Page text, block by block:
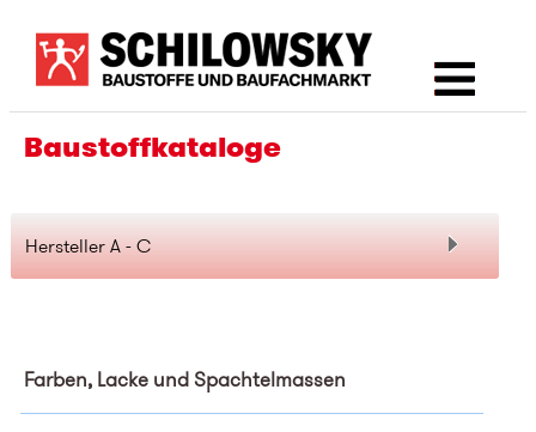
SHOP
Baustoffkataloge
A - C
Farben, Lacke und Spachtelmassen